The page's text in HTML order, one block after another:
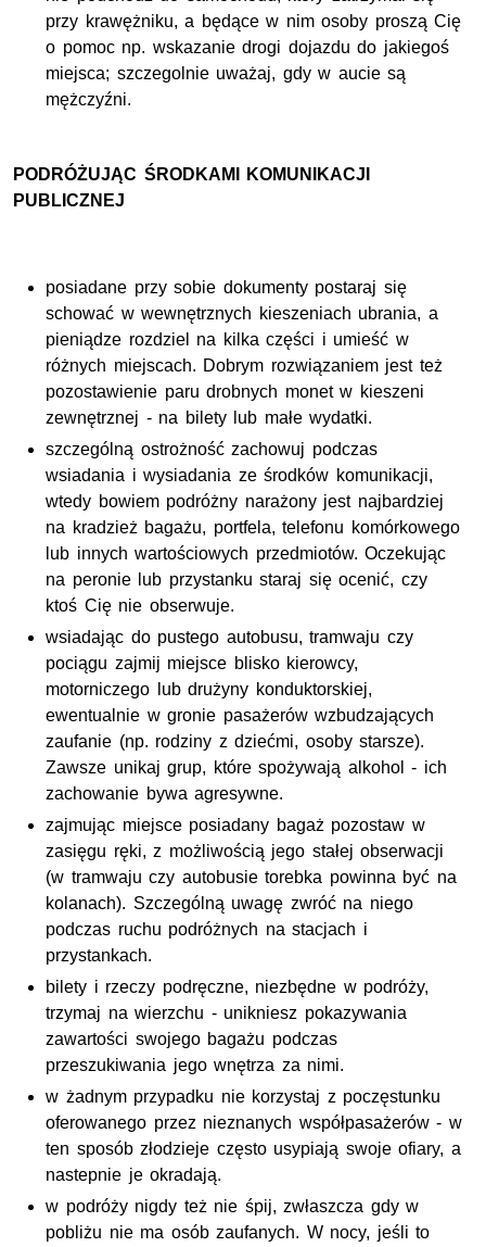
przy krawężniku, a będące w nim osoby proszą Cię
o pomoc np. wskazanie drogi dojazdu do jakiegoś
miejsca; szczegolnie uważaj, gdy w aucie są
mężczyźni.
PODRÓŻUJĄC ŚRODKAMI KOMUNIKACJI
PUBLICZNEJ
posiadane przy sobie dokumenty postaraj się
schować w wewnętrznych kieszeniach ubrania, a
pieniądze rozdziel na kilka części i umieść w
różnych miejscach. Dobrym rozwiązaniem jest też
pozostawienie paru drobnych monet w kieszeni
zewnętrznej - na bilety lub małe wydatki.
szczególną ostrożność zachowuj podczas
wsiadania i wysiadania ze środków komunikacji,
wtedy bowiem podróżny narażony jest najbardziej
na kradzież bagażu, portfela, telefonu komórkowego
lub innych wartościowych przedmiotów. Oczekując
na peronie lub przystanku staraj się ocenić, czy
ktoś Cię nie obserwuje.
wsiadając do pustego autobusu, tramwaju czy
pociągu zajmij miejsce blisko kierowcy,
motorniczego lub drużyny konduktorskiej,
ewentualnie w gronie pasażerów wzbudzających
zaufanie (np. rodziny z dziećmi, osoby starsze).
Zawsze unikaj grup, które spożywają alkohol - ich
zachowanie bywa agresywne.
zajmując miejsce posiadany bagaż pozostaw w
zasięgu ręki, z możliwością jego stałej obserwacji
(w tramwaju czy autobusie torebka powinna być na
kolanach). Szczególną uwagę zwróć na niego
podczas ruchu podróżnych na stacjach i
przystankach.
bilety i rzeczy podręczne, niezbędne w podróży,
trzymaj na wierzchu - unikniesz pokazywania
zawartości swojego bagażu podczas
przeszukiwania jego wnętrza za nimi.
w żadnym przypadku nie korzystaj z poczęstunku
oferowanego przez nieznanych współpasażerów - w
ten sposób złodzieje często usypiają swoje ofiary, a
nastepnie je okradają.
w podróży nigdy też nie śpij, zwłaszcza gdy w
pobliżu nie ma osób zaufanych. W nocy, jeśli to